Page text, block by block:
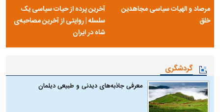
مرصاد و الهیات سیاسی مجاهدین
خلق
آخرین پرده از حیات سیاسی یک
سلسله | روایتی از آخرین مصاحبه‌ی
شاه در ایران
گردشگری
معرفی جاذبه‌های دیدنی و طبیعی دیلمان